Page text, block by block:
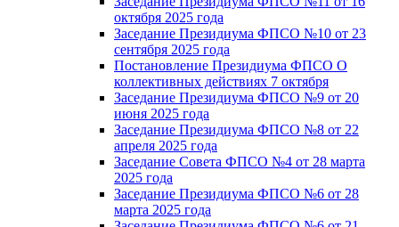
октября 2025 года
Заседание Президиума ФПСО №10 от 23
сентября 2025 года
Постановление Президиума ФПСО О
коллективных действиях 7 октября
Заседание Президиума ФПСО №9 от 20
июня 2025 года
Заседание Президиума ФПСО №8 от 22
апреля 2025 года
Заседание Совета ФПСО №4 от 28 марта
2025 года
Заседание Президиума ФПСО №6 от 28
марта 2025 года